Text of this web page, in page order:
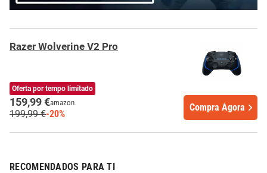
Razer Wolverine V2 Pro
Oferta por tempo limitado
159,99 €amazon
199,99 €-20%
Compra Agora
RECOMENDADOS PARA TI